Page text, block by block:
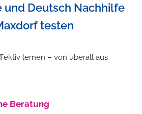
und Deutsch Nachhilfe
testen
lernen – von überall aus
Beratung